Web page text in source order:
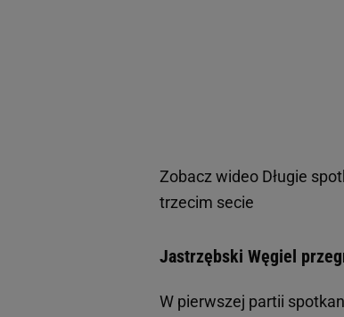
Zobacz wideo Długie
trzecim secie
Jastrzębski Węgiel
W pierwszej partii